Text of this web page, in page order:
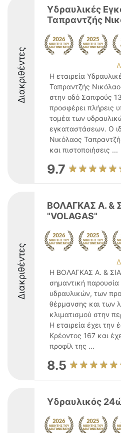
Διακριθέντες
Υδραυλικές
Ταπραντζής
Η εταιρεία
Ταπραντζής
στην οδό Σαπφούς
προσφέρει πλήρεις
τομέα των
εγκαταστάσεων. Ο
Νικόλαος
και πιστοποιήσεις ...
9.7
Διακριθέντες
ΒΟΛΑΓΚΑΣ Α. &
"VOLAGAS"
Η ΒΟΛΑΓΚΑΣ Α. &
σημαντική
υδραυλικών, των
θέρμανσης και των
κλιματισμού στην
Η εταιρεία έχει την
Κρέοντος 167 και
προφίλ της ...
8.5
Υδραυλικός